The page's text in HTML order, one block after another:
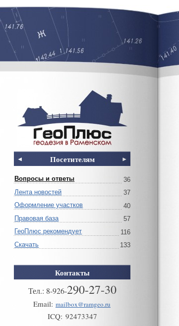
Посетителям
Вопросы и ответы
36
Лента новостей
37
Оформление участков
40
Правовая база
57
ГеоПлюс рекомендует
116
Скачать
133
Контакты
Тел.: 8-926-290-27-30
Email: mailbox@ramgeo.ru
ICQ: 92473347